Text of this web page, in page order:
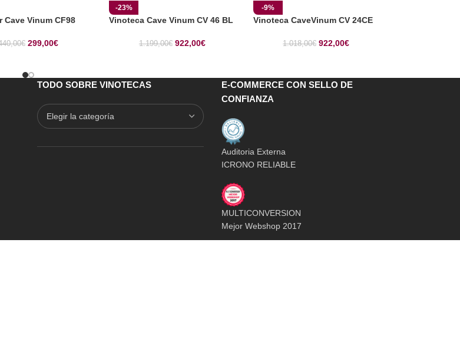
Cave Vinum CF98
€ 299,00€
-23%
Vinoteca Cave Vinum CV 46 BL
1.199,00€ 922,00€
-9%
Vinoteca CaveVinum CV 24CE
1.018,00€ 922,00€
TODO SOBRE VINOTECAS
E-COMMERCE CON SELLO DE
CONFIANZA
Auditoria Externa
ICRONO RELIABLE
MULTICONVERSION
Mejor Webshop 2017